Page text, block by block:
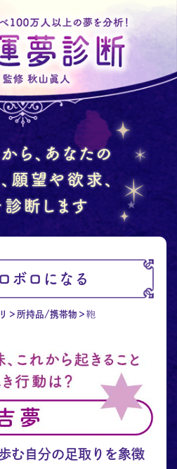
ボロになる
所持品/携帯物 鞄
む自分の足取りを象徴